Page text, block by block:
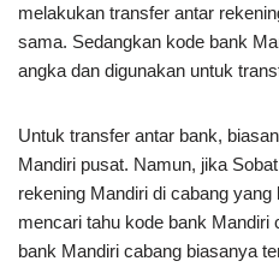
melakukan transfer antar
sama. Sedangkan kode bank
angka dan digunakan untuk
Untuk transfer antar bank,
Mandiri pusat. Namun, jika
rekening Mandiri di cabang
mencari tahu kode bank Mandiri
bank Mandiri cabang biasanya